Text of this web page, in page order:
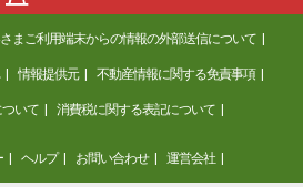
福島県福島市御山字三本松
33.5m²
まご利用端末からの情報の外部送信について
情報提供元 不動産情報に関する免責事項
いて 消費税に関する表記について
ヘルプ お問い合わせ 運営会社